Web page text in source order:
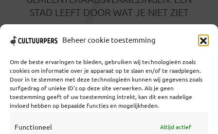
Beheer cookie toestemming
Om de beste ervaringen te bieden, gebruiken wij technologieën zoals
cookies om informatie over je apparaat op te slaan en/of te raadplegen.
Door in te stemmen met deze technologieën kunnen wij gegevens zoals
surfgedrag of unieke ID's op deze site verwerken. Als je geen
toestemming geeft of uw toestemming intrekt, kan dit een nadelige
invloed hebben op bepaalde functies en mogelijkheden.
Functioneel Altijd actief
STAD LEEFT DOOR WAT JE NIET ZIET
G
Coöperatief Cultureel Persbureau U.A. | Salzburg 29 |
3524KS Utrecht | KvK: 55573592 |Btw: